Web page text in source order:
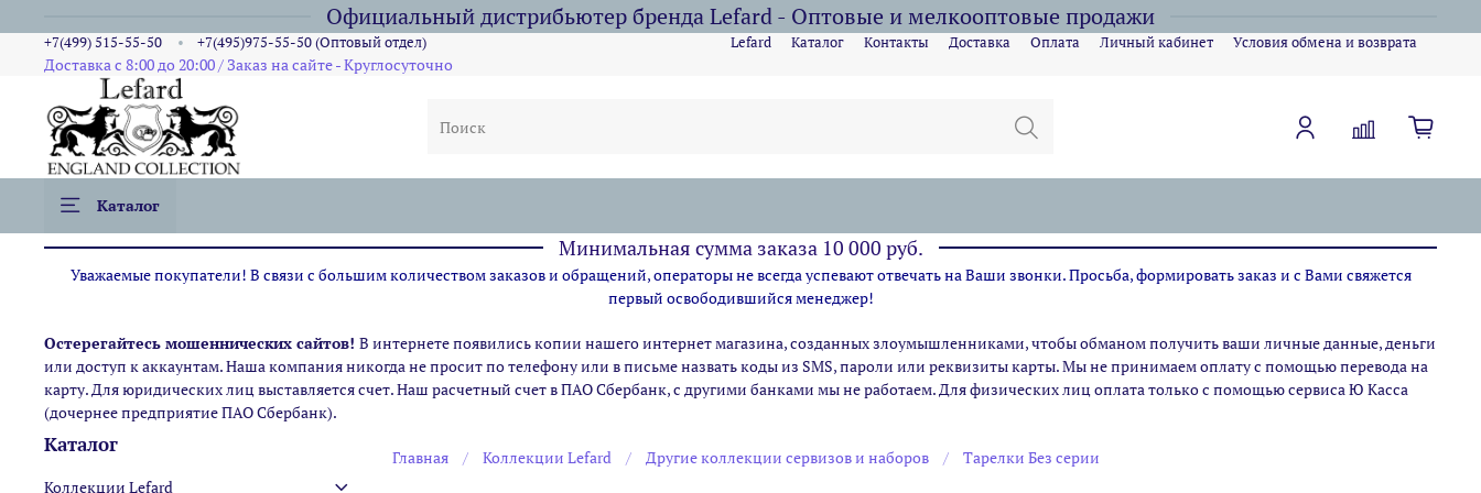
Официальный дистрибьютер бренда Lefard - Оптовые и мелкооптовые продажи
Lefard Каталог Контакты Доставка Оплата Личный кабинет Условия обмена и возврата
Доставка с 8:00 до 20:00 / Заказ на сайте - Круглосуточно
+7(499) 515-55-50 +7(495)975-55-50 (Оптовый отдел)
Каталог
Минимальная сумма заказа 10 000 руб.
Уважаемые покупатели! В связи с большим количеством заказов и обращений, операторы не всегда успевают отвечать на Ваши звонки. Просьба, формировать заказ и с Вами свяжется
первый освободившийся менеджер!
Остерегайтесь мошеннических сайтов! В интернете появились копии нашего интернет магазина,созданных злоумышленниками, чтобы обманом получить ваши личные данные, деньги
или доступ к аккаунтам. Наша компания никогда не просит по телефону или в письме назвать коды из SMS, пароли или реквизиты карты. Мы не принимаем оплату с помощью перевода на
карту. Для юридических лиц выставляется счет. Наш расчетный счет в ПАО Сбербанк, с другими банками мы не работаем. Для физических лиц оплата только с помощью сервиса Ю Касса
(дочернее предприятие ПАО Сбербанк).
Главная Коллекции Lefard Другие коллекции сервизов и наборов Тарелки Без серии
Каталог
Коллекции Lefard